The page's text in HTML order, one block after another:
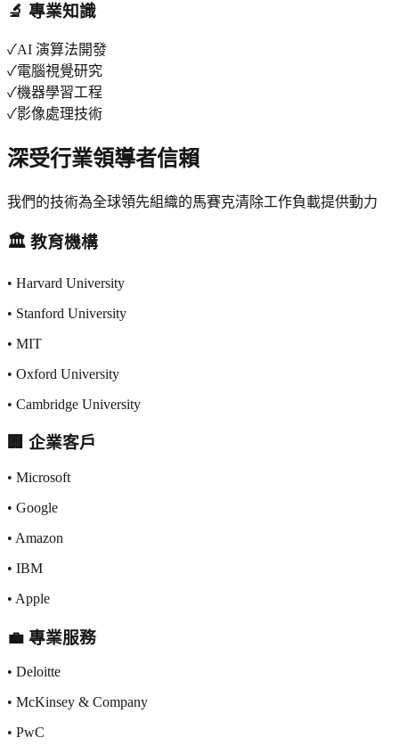
🔬 專業知識
✓AI 演算法開發
✓電腦視覺研究
✓機器學習工程
✓影像處理技術
深受行業領導者信賴
我們的技術為全球領先組織的馬賽克清除工作負載提供動力
🏛️ 教育機構
• Harvard University
• Stanford University
• MIT
• Oxford University
• Cambridge University
🏢 企業客戶
• Microsoft
• Google
• Amazon
• IBM
• Apple
💼 專業服務
• Deloitte
• McKinsey & Company
• PwC